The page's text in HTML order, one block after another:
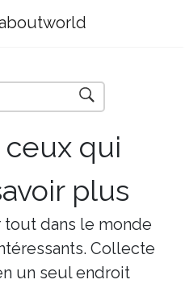
qui
plus
dans le monde
Collecte
un seul endroit